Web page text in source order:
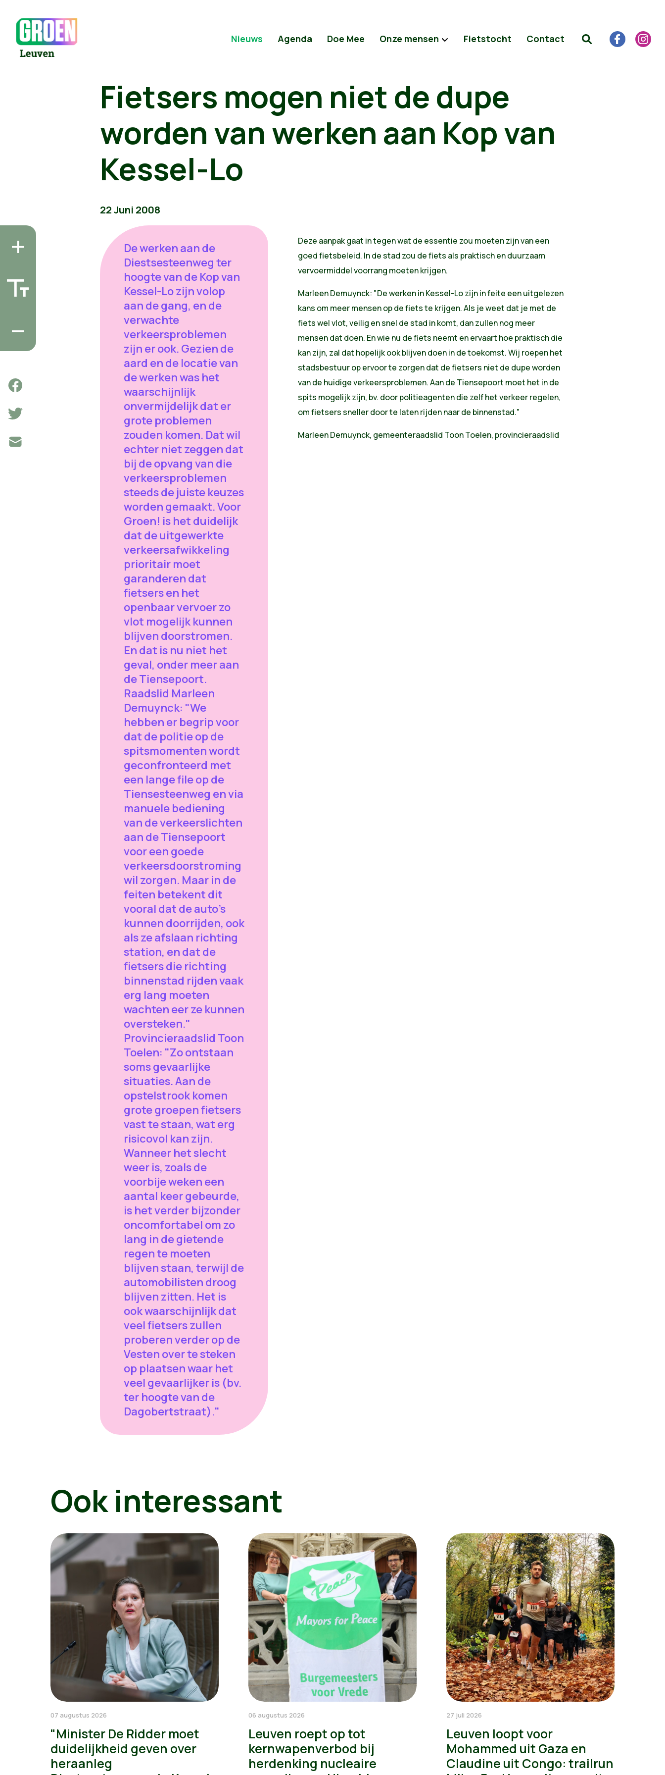
Nieuws Agenda Doe Mee Onze mensen Fietstocht Contact
Fietsers mogen niet de dupe
worden van werken aan Kop van
Kessel-Lo
22 Juni 2008
De werken aan de
Diestsesteenweg ter
hoogte van de Kop van
Kessel-Lo zijn volop
aan de gang, en de
verwachte
verkeersproblemen
zijn er ook. Gezien de
aard en de locatie van
de werken was het
waarschijnlijk
onvermijdelijk dat er
grote problemen
zouden komen. Dat wil
echter niet zeggen dat
bij de opvang van die
verkeersproblemen
steeds de juiste keuzes
worden gemaakt. Voor
Groen! is het duidelijk
dat de uitgewerkte
verkeersafwikkeling
prioritair moet
garanderen dat
fietsers en het
openbaar vervoer zo
vlot mogelijk kunnen
blijven doorstromen.
En dat is nu niet het
geval, onder meer aan
de Tiensepoort.
Raadslid Marleen
Demuynck: "We
hebben er begrip voor
dat de politie op de
spitsmomenten wordt
geconfronteerd met
een lange file op de
Tiensesteenweg en via
manuele bediening
van de verkeerslichten
aan de Tiensepoort
voor een goede
verkeersdoorstroming
wil zorgen. Maar in de
feiten betekent dit
vooral dat de auto's
kunnen doorrijden, ook
als ze afslaan richting
station, en dat de
fietsers die richting
binnenstad rijden vaak
erg lang moeten
wachten eer ze kunnen
oversteken."
Provincieraadslid Toon
Toelen: "Zo ontstaan
soms gevaarlijke
situaties. Aan de
opstelstrook komen
grote groepen fietsers
vast te staan, wat erg
risicovol kan zijn.
Wanneer het slecht
weer is, zoals de
voorbije weken een
aantal keer gebeurde,
is het verder bijzonder
oncomfortabel om zo
lang in de gietende
regen te moeten
blijven staan, terwijl de
automobilisten droog
blijven zitten. Het is
ook waarschijnlijk dat
veel fietsers zullen
proberen verder op de
Vesten over te steken
op plaatsen waar het
veel gevaarlijker is (bv.
ter hoogte van de
Dagobertstraat)."
Deze aanpak gaat in tegen wat de essentie zou moeten zijn van een
goed fietsbeleid. In de stad zou de fiets als praktisch en duurzaam
vervoermiddel voorrang moeten krijgen.
Marleen Demuynck: "De werken in Kessel-Lo zijn in feite een uitgelezen
kans om meer mensen op de fiets te krijgen. Als je weet dat je met de
fiets wel vlot, veilig en snel de stad in komt, dan zullen nog meer
mensen dat doen. En wie nu de fiets neemt en ervaart hoe praktisch die
kan zijn, zal dat hopelijk ook blijven doen in de toekomst. Wij roepen het
stadsbestuur op ervoor te zorgen dat de fietsers niet de dupe worden
van de huidige verkeersproblemen. Aan de Tiensepoort moet het in de
spits mogelijk zijn, bv. door politieagenten die zelf het verkeer regelen,
om fietsers sneller door te laten rijden naar de binnenstad."
Marleen Demuynck, gemeenteraadslid Toon Toelen, provincieraadslid
Ook interessant
07 augustus 2026
"Minister De Ridder moet
duidelijkheid geven over
heraanleg
06 augustus 2026
Leuven roept op tot
kernwapenverbod bij
herdenking nucleaire
27 juli 2026
Leuven loopt voor
Mohammed uit Gaza en
Claudine uit Congo: trailrun